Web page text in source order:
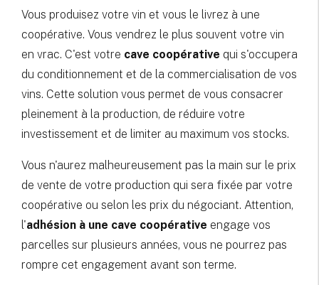
Vous produisez votre vin et vous le livrez à une
coopérative. Vous vendrez le plus souvent votre vin
en vrac. C'est votre cave coopérative qui s'occupera
du conditionnement et de la commercialisation de vos
vins. Cette solution vous permet de vous consacrer
pleinement à la production, de réduire votre
investissement et de limiter au maximum vos stocks.
Vous n'aurez malheureusement pas la main sur le prix
de vente de votre production qui sera fixée par votre
coopérative ou selon les prix du négociant. Attention,
l'adhésion à une cave coopérative engage vos
parcelles sur plusieurs années, vous ne pourrez pas
rompre cet engagement avant son terme.